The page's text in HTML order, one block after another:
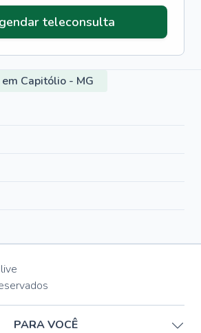
teleconsulta
Capitólio - MG
live
PARA VOCÊ